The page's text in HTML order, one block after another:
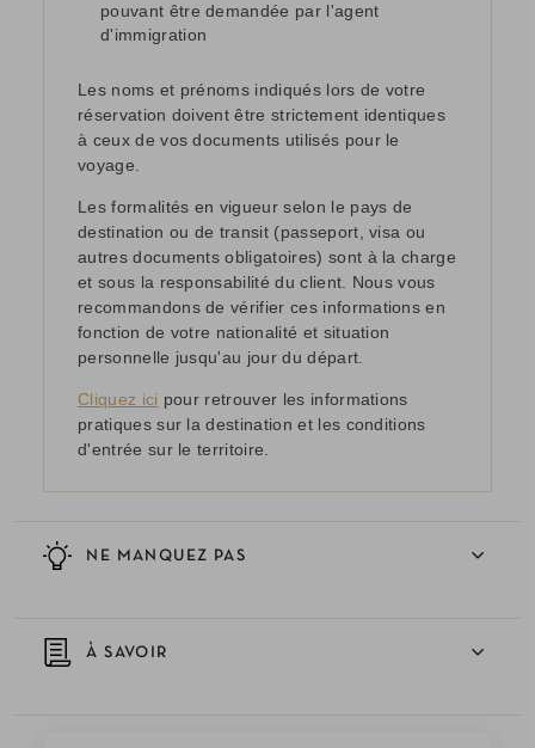
NE MANQUEZ PAS
À SAVOIR
pouvant être demandée par l'agent
d'immigration
Les noms et prénoms indiqués lors de votre
réservation doivent être strictement identiques
à ceux de vos documents utilisés pour le
voyage.
Les formalités en vigueur selon le pays de
destination ou de transit (passeport, visa ou
autres documents obligatoires) sont à la charge
et sous la responsabilité du client. Nous vous
recommandons de vérifier ces informations en
fonction de votre nationalité et situation
personnelle jusqu'au jour du départ.
Cliquez ici pour retrouver les informations
pratiques sur la destination et les conditions
d'entrée sur le territoire.